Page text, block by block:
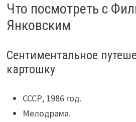
Что посмотреть с
Янковским
Сентиментальное
картошку
СССР, 1986 год.
Мелодрама.